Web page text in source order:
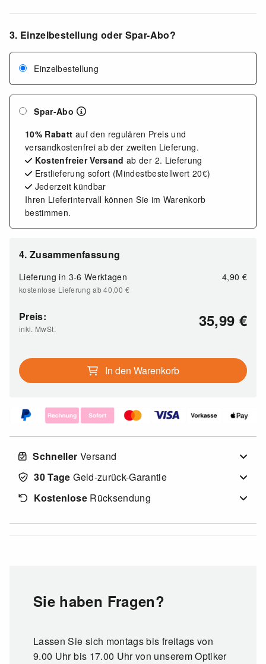
3. Einzelbestellung oder Spar-Abo?
Einzelbestellung
Spar-Abo
10% Rabatt auf den regulären Preis und
versandkostenfrei ab der zweiten Lieferung.
Kostenfreier Versand ab der 2. Lieferung
Erstlieferung sofort (Mindestbestellwert 20€)
Jederzeit kündbar
Ihren Lieferintervall können Sie im Warenkorb
bestimmen.
4. Zusammenfassung
Lieferung in 3-6 Werktagen 4,90 €
kostenlose Lieferung ab 40,00 €
Preis:
inkl. MwSt. 35,99 €
In den Warenkorb
Schneller Versand
30 Tage Geld-zurück-Garantie
KostenloseRücksendung
Sie haben Fragen?
Lassen Sie sich montags bis freitags von
9.00 Uhr bis 17.00 Uhr von unserem Optiker